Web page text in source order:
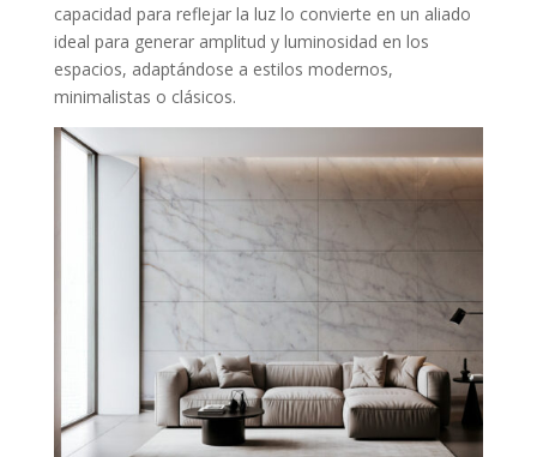
capacidad para reflejar la luz lo convierte en un aliado
ideal para generar amplitud y luminosidad en los
espacios, adaptándose a estilos modernos,
minimalistas o clásicos.